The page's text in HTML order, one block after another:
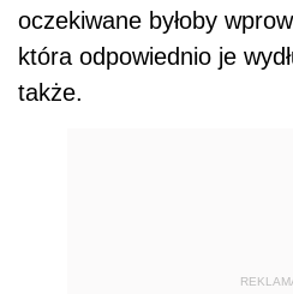
oczekiwane byłoby
która odpowiednio je
także.